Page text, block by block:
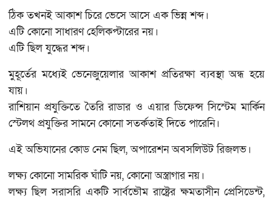
ঠিক তখনই আকাশ চিরে ভেসে আসে এক ভিন্ন শব্দ।
এটি কোনো সাধারণ হেলিকপ্টারের নয়।
এটি ছিল যুদ্ধের শব্দ।
মুহূর্তের মধ্যেই ভেনেজুয়েলার আকাশ প্রতিরক্ষা ব্যবস্থা অন্ধ হয়ে
যায়।
রাশিয়ান প্রযুক্তিতে তৈরি রাডার ও এয়ার ডিফেন্স সিস্টেম মার্কিন
স্টেলথ প্রযুক্তির সামনে কোনো সতর্কতাই দিতে পারেনি।
এই অভিযানের কোড নেম ছিল, অপারেশন অবসলিউট রিজলভ।
লক্ষ্য কোনো সামরিক ঘাঁটি নয়, কোনো অস্ত্রাগার নয়।
লক্ষ্য ছিল সরাসরি একটি সার্বভৌম রাষ্ট্রের ক্ষমতাসীন প্রেসিডেন্ট,